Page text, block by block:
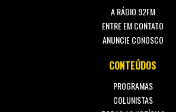
A RÁDIO 92FM
ENTRE EM CONTATO
ANUNCIE CONOSCO
CONTEÚDOS
PROGRAMAS
COLUNISTAS